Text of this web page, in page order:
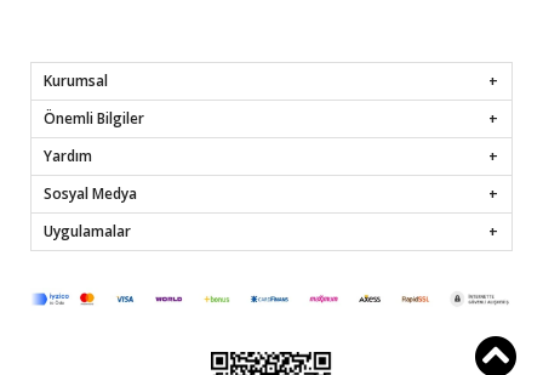
Kurumsal
Önemli Bilgiler
Yardım
Sosyal Medya
Uygulamalar